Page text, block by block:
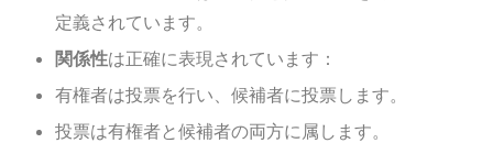
定義されています。
関係性は正確に表現されています：
有権者は投票を行い、候補者に投票します。
投票は有権者と候補者の両方に属します。